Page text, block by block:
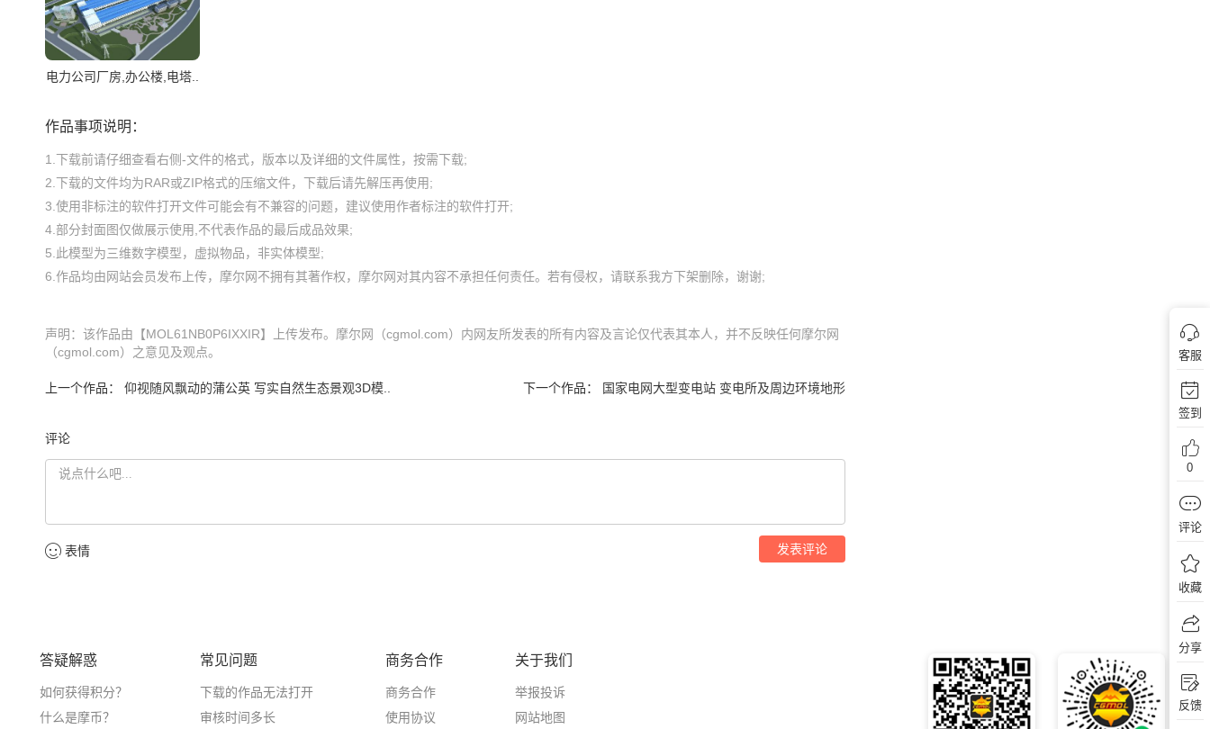
电力公司厂房,办公楼,电塔..
作品事项说明：
1.下载前请仔细查看右侧-文件的格式，版本以及详细的文件属性，按需下载;
2.下载的文件均为RAR或ZIP格式的压缩文件，下载后请先解压再使用;
3.使用非标注的软件打开文件可能会有不兼容的问题，建议使用作者标注的软件打开;
4.部分封面图仅做展示使用,不代表作品的最后成品效果;
5.此模型为三维数字模型，虚拟物品，非实体模型;
声明：该作品由【MOL61NB0P6IXXIR】上传发布。摩尔网（cgmol.com）内网友所发表的所有内容及言论仅代表其本人，并不反映任何摩尔网
（cgmol.com）之意见及观点。
上一个作品： 仰视随风飘动的蒲公英 写实自然生态景观3D模.. 下一个作品： 国家电网大型变电站 变电所及周边环境地形
评论
发表评论
表情
答疑解惑
如何获得积分？
什么是摩币？
常见问题
下载的作品无法打开
审核时间多长
商务合作
商务合作
使用协议
关于我们
举报投诉
网站地图
客服
签到
0
评论
收藏
分享
反馈